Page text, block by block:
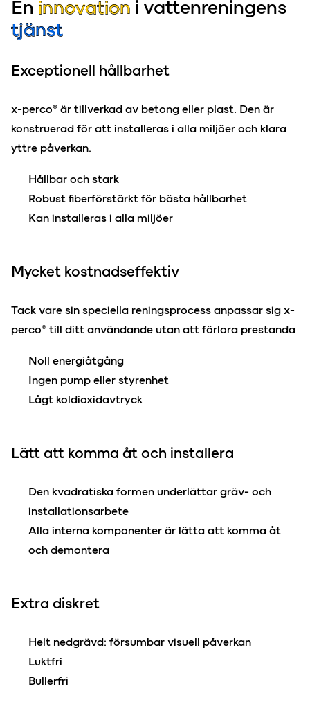
En innovation i vattenreningens
tjänst
Exceptionell hållbarhet
x-perco® är tillverkad av betong eller plast. Den är
konstruerad för att installeras i alla miljöer och klara
yttre påverkan.
Hållbar och stark
Robust fiberförstärkt för bästa hållbarhet
Kan installeras i alla miljöer
Mycket kostnadseffektiv
Tack vare sin speciella reningsprocess anpassar sig x-
perco® till ditt användande utan att förlora prestanda
Noll energiåtgång
Ingen pump eller styrenhet
Lågt koldioxidavtryck
Lätt att komma åt och installera
Den kvadratiska formen underlättar gräv- och
installationsarbete
Alla interna komponenter är lätta att komma åt
och demontera
Extra diskret
Helt nedgrävd: försumbar visuell påverkan
Luktfri
Bullerfri